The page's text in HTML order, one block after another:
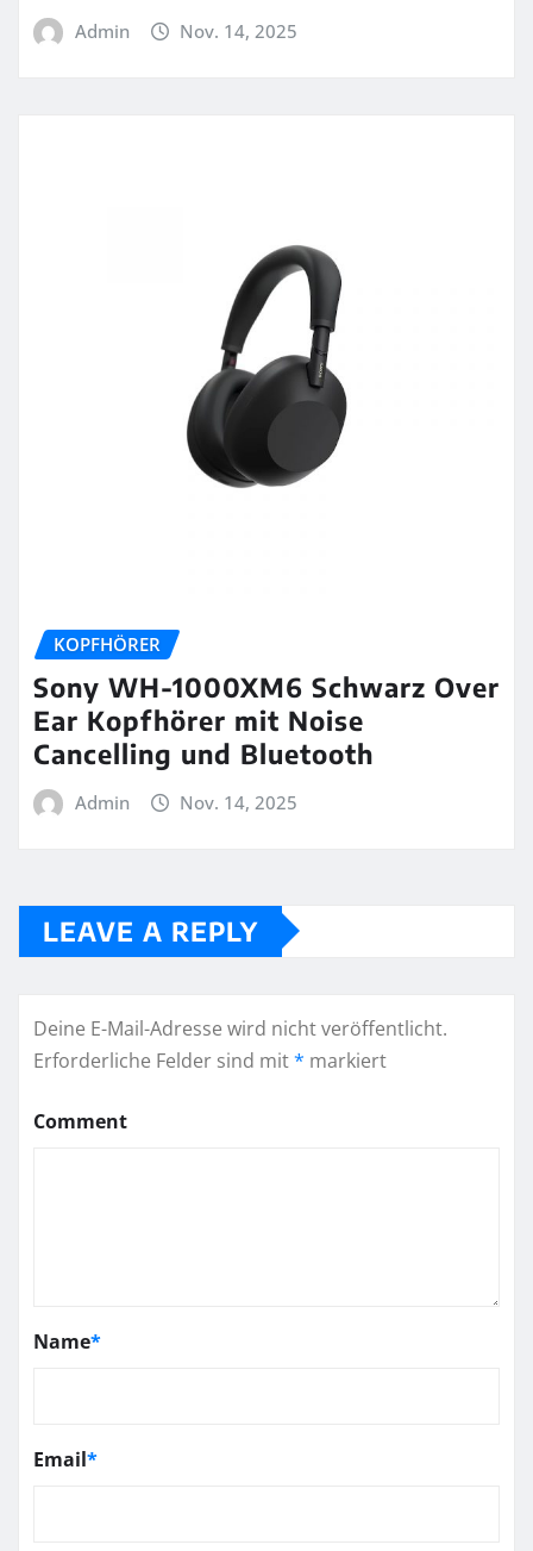
Admin Nov. 14, 2025
KOPFHÖRER
Sony WH-1000XM6 Schwarz Over
Ear Kopfhörer mit Noise
Cancelling und Bluetooth
Admin Nov. 14, 2025
LEAVE A REPLY
Deine E-Mail-Adresse wird nicht veröffentlicht.
Erforderliche Felder sind mit* markiert
Comment
Name*
Email*